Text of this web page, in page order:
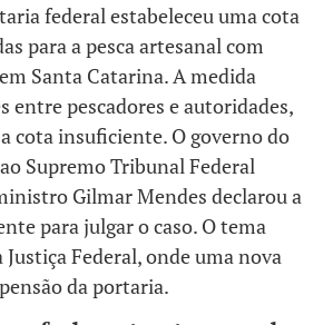
federal estabeleceu uma cota
para a pesca artesanal com
Santa Catarina. A medida
entre pescadores e autoridades,
cota insuficiente. O governo do
Supremo Tribunal Federal
Gilmar Mendes declarou a
para julgar o caso. O tema
Federal, onde uma nova
da portaria.